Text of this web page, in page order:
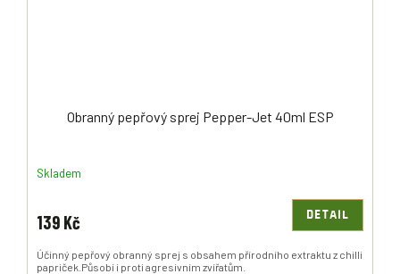
Obranný pepřový sprej Pepper-Jet 40ml ESP
Skladem
139 Kč DETAIL
Účinný pepřový obranný sprej s obsahem přírodního extraktu z chilli
papriček.Působí i proti agresivním zvířatům.